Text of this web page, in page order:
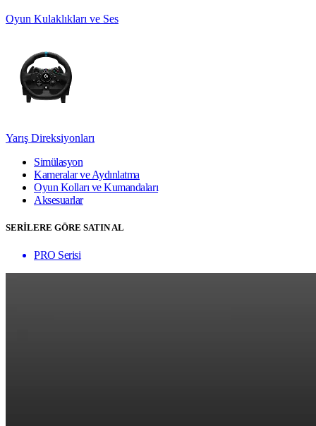
Oyun Kulaklıkları ve Ses
Yarış Direksiyonları
Simülasyon
Kameralar ve Aydınlatma
Oyun Kolları ve Kumandaları
Aksesuarlar
SERİLERE GÖRE SATIN AL
PRO Serisi